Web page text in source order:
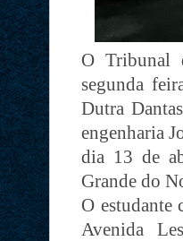
O Tribunal
segunda
Dutra
engenharia
dia 13 de
Grande do
O
Avenida